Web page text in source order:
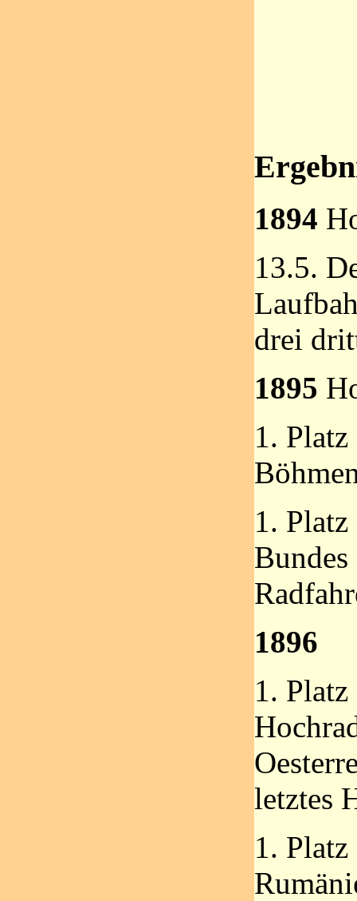
1894
13.5.
drei
1895
1.
1.
Bundes
1896
1. Platz
letztes
1.